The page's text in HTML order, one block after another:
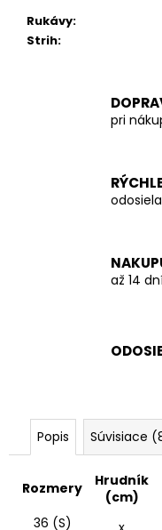
Rukávy:
Strih:
pri
až 14
Popis Súvisiace
Rozmery
Hrudník
(cm)
36 (S)